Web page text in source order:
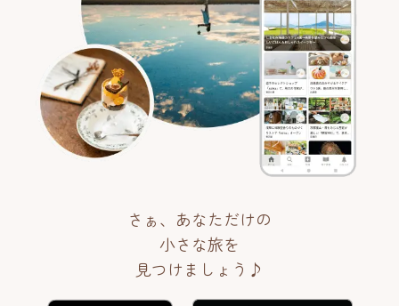
さぁ、あなただけの
小さな旅を
見つけましょう♪